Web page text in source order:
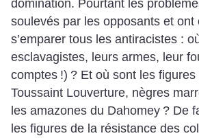
domination. Pourtant les
soulevés par les opposants et
s’emparer tous les antiracistes :
esclavagistes, leurs armes, leur
comptes !) ? Et où sont les
Toussaint Louverture, nègres
les amazones du Dahomey ? De
les figures de la résistance des